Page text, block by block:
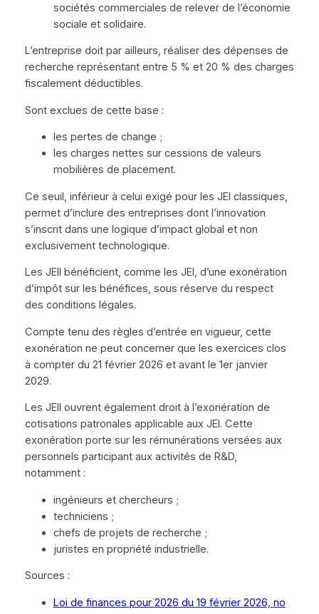
sociétés commerciales de relever de l’économie
sociale et solidaire.
L’entreprise doit par ailleurs, réaliser des dépenses de
recherche représentant entre 5 % et 20 % des charges
fiscalement déductibles.
Sont exclues de cette base :
les pertes de change ;
les charges nettes sur cessions de valeurs
mobilières de placement.
Ce seuil, inférieur à celui exigé pour les JEI classiques,
permet d’inclure des entreprises dont l’innovation
s’inscrit dans une logique d’impact global et non
exclusivement technologique.
Les JEII bénéficient, comme les JEI, d’une exonération
d’impôt sur les bénéfices, sous réserve du respect
des conditions légales.
Compte tenu des règles d’entrée en vigueur, cette
exonération ne peut concerner que les exercices clos
à compter du 21 février 2026 et avant le 1er janvier
2029.
Les JEII ouvrent également droit à l’exonération de
cotisations patronales applicable aux JEI. Cette
exonération porte sur les rémunérations versées aux
personnels participant aux activités de R&D,
notamment :
ingénieurs et chercheurs ;
techniciens ;
chefs de projets de recherche ;
juristes en propriété industrielle.
Sources :
Loi de finances pour 2026 du 19 février 2026, no